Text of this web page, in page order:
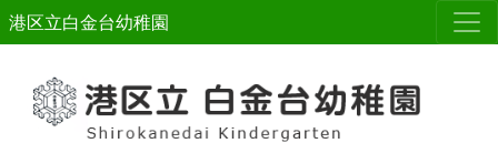
港区立白金台幼稚園